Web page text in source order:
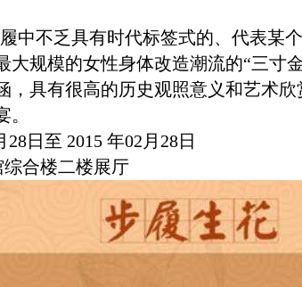
中不乏具有时代标签式的、代表某
大规模的女性身体改造潮流的“三寸
，具有很高的历史观照意义和艺术
28日至 2015 年02 月 28日
合楼二楼展厅